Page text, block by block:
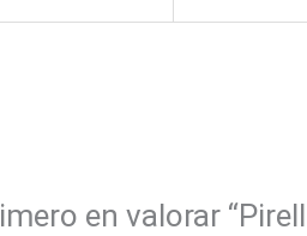
en valorar